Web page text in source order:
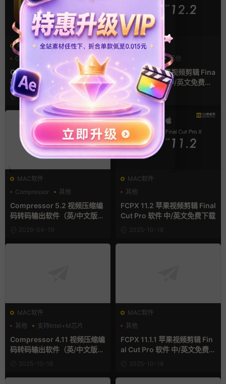
MAC软件
Compressor
Compressor 5.3 视频压缩编
码转码输出软件（英/中文版）
免费下载 MAC苹果软件
2026-07-06
MAC软件
final cut pro
其他
FCPX 12.2 苹果视频剪辑 Fina
l Cut Pro 软件 中/英文免费下
载 2026-04-19
MAC软件
Compressor
其他
Compressor 5.2 视频压缩编
码转码输出软件（英/中文版）
免费下载 MAC苹果软件
2026-04-19
MAC软件
其他
FCPX 11.2 苹果视频剪辑 Final
Cut Pro 软件 中/英文免费下载
2025-10-18
MAC软件
其他
支持Intel+M芯片
Compressor 4.11 视频压缩编
码转码输出软件（英/中文版）
2025-10-18
MAC软件
其他
FCPX 11.1.1 苹果视频剪辑 Fin
al Cut Pro 软件 中/英文免费下
2025-10-18